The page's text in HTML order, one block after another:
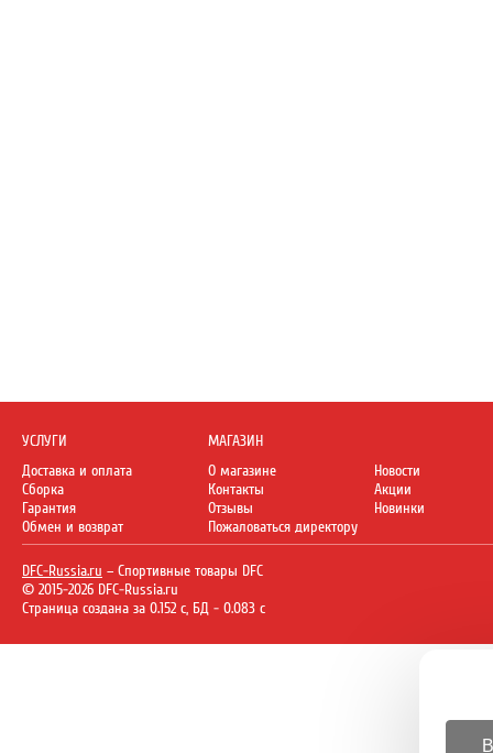
УСЛУГИ
Доставка и оплата
Сборка
Гарантия
Обмен и возврат
МАГАЗИН
О магазине
Контакты
Отзывы
Пожаловаться директору
Новости
Акции
Новинки
DFC-Russia.ru – Спортивные товары DFC
© 2015-2026 DFC-Russia.ru
Страница создана за 0.152 с, БД - 0.083 с